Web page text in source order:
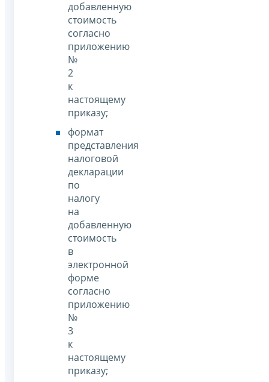
добавленную
стоимость
согласно
приложению
№
2
к
настоящему
приказу;
формат
представления
налоговой
декларации
по
налогу
на
добавленную
стоимость
в
электронной
форме
согласно
приложению
№
3
к
настоящему
приказу;